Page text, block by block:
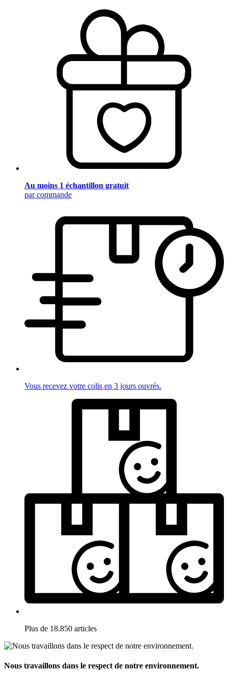
Au moins 1 échantillon gratuit
par commande
Vous recevez votre colis en 3 jours ouvrés.
Plus de 18.850 articles
Nous travaillons dans le respect de notre environnement.